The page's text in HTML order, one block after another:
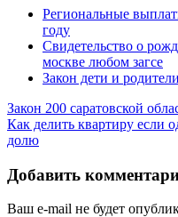
Региональные
году
Свидетельство о
москве любом загсе
Закон дети и
Закон 200 саратовской
Как делить квартиру если
долю
Добавить
Ваш e-mail не будет